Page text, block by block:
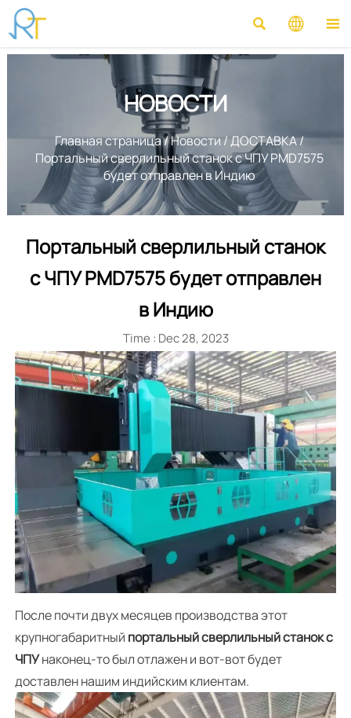
  
НОВОСТИ
Главная страница/Новости /ДОСТАВКА/
Портальный сверлильный станок с ЧПУ PMD7575
будет отправлен в Индию
Портальный сверлильный станок
с ЧПУ PMD7575 будет отправлен
в Индию
Time : Dec 28, 2023
После почти двух месяцев производства этот
крупногабаритный портальный сверлильный станок с
ЧПУнаконец-то был отлажен и вот-вот будет
доставлен нашим индийским клиентам.